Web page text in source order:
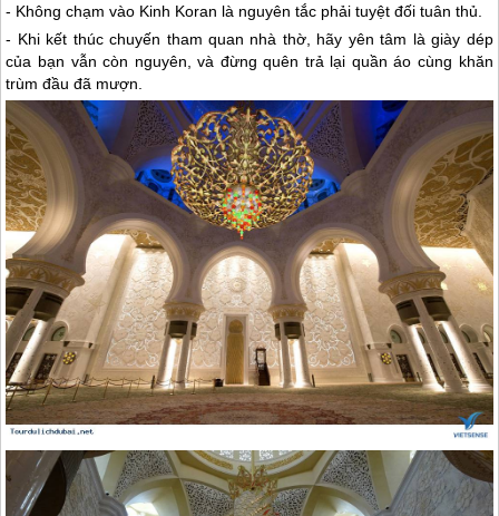
- Không chạm vào Kinh Koran là nguyên tắc phải tuyệt đối tuân thủ.
- Khi kết thúc chuyến tham quan nhà thờ, hãy yên tâm là giày dép
của bạn vẫn còn nguyên, và đừng quên trả lại quần áo cùng khăn
trùm đầu đã mượn.